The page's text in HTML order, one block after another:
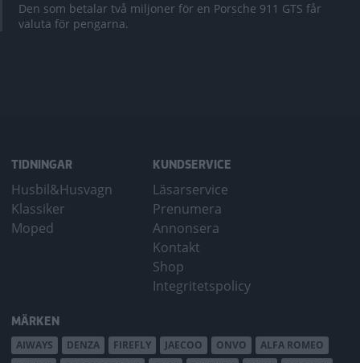
Den som betalar två miljoner för en Porsche 911 GTS får
valuta för pengarna.
TIDNINGAR
Husbil&Husvagn
Klassiker
Moped
KUNDSERVICE
Läsarservice
Prenumera
Annonsera
Kontakt
Shop
Integritetspolicy
MÄRKEN
AIWAYS DENZA FIREFLY JAECOO ONVO
ALFA ROMEO